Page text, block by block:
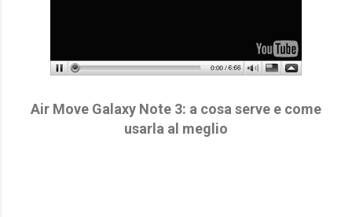
Air Move Galaxy Note 3: a cosa serve e come
usarla al meglio